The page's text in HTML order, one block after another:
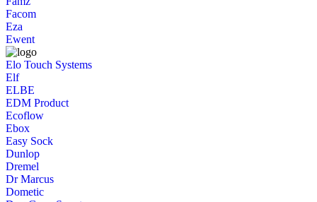
Facom
Eza
Ewent
Elo Touch Systems
Elf
ELBE
EDM Product
Ecoflow
Ebox
Easy Sock
Dunlop
Dremel
Dr Marcus
Dometic